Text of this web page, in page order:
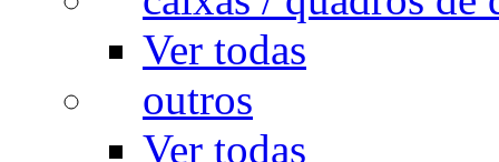
Ver todas
outros
Ver todas